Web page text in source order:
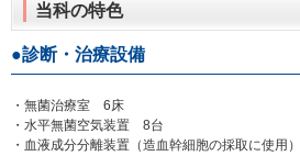
当科の特色
診断・治療設備
・無菌治療室 6床
・水平無菌空気装置 8台
・血液成分分離装置（造血幹細胞の採取に使